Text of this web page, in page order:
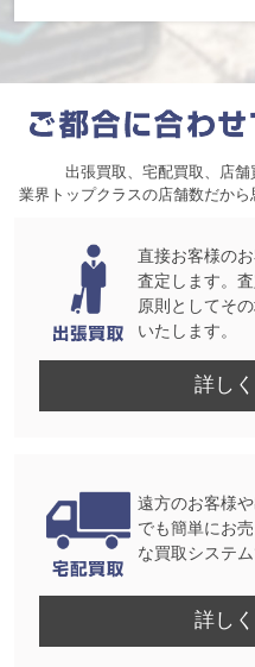
出張買取、宅配買取、店舗
業界トップクラスの店舗数だから
直接お客様の
査定します。
原則としてそ
いたします。
詳し
遠方のお客様
でも簡単にお
な買取システム
詳し